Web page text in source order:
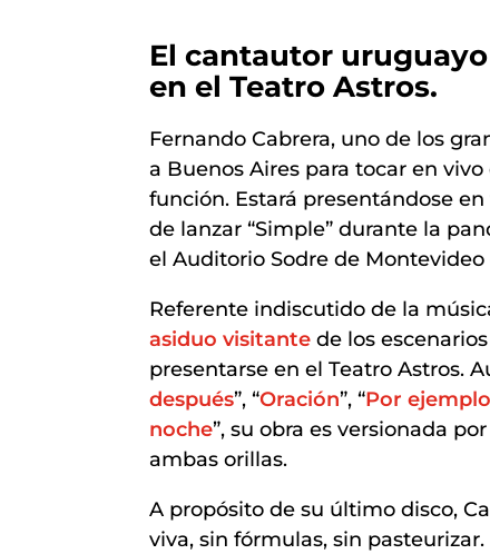
El cantautor uruguayo
en el Teatro Astros.
Fernando Cabrera, uno de los
a Buenos Aires para tocar en
función. Estará presentándose
de lanzar “Simple” durante la
el Auditorio Sodre de Montevideo
Referente indiscutido de la
asiduo visitante de los
presentarse en el Teatro Astros.
después”, “Oración”, “Por ejemplo
noche”, su obra es versionada
ambas orillas.
A propósito de su último disco,
viva, sin fórmulas, sin